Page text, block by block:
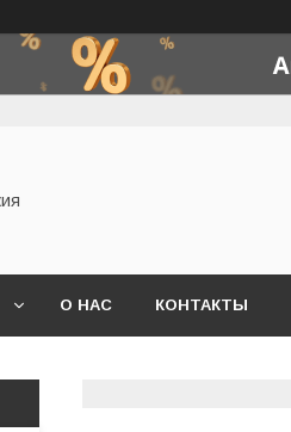
О НАС КОНТАКТЫ